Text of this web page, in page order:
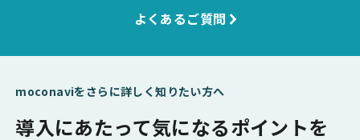
よくあるご質問
moconaviをさらに詳しく知りたい方へ
導入にあたって気になるポイントを